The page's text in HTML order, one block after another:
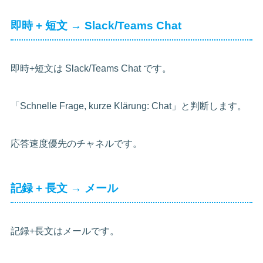
即時 + 短文 → Slack/Teams Chat
即時+短文は Slack/Teams Chat です。
「Schnelle Frage, kurze Klärung: Chat」と判断します。
応答速度優先のチャネルです。
記録 + 長文 → メール
記録+長文はメールです。